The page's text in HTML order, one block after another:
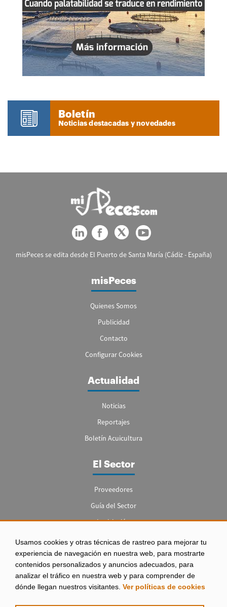
Usamos cookies y otras técnicas de rastreo para mejorar tu
experiencia de navegación en nuestra web, para mostrarte
contenidos personalizados y anuncios adecuados, para
analizar el tráfico en nuestra web y para comprender de
dónde llegan nuestros visitantes. Ver políticas de cookies
Boletín
Noticias destacadas y novedades
misPeces se edita desde El Puerto de Santa María (Cádiz - España)
misPeces
Quienes Somos
Publicidad
Contacto
Configurar Cookies
Actualidad
Noticias
Reportajes
Boletín Acuicultura
El Sector
Proveedores
Guía del Sector
Legislación
Empleo
Aviso legal
|